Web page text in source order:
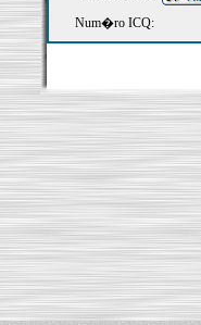
Num�ro ICQ: